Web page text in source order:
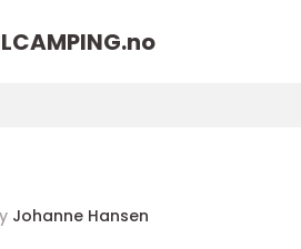
no
Johanne Hansen